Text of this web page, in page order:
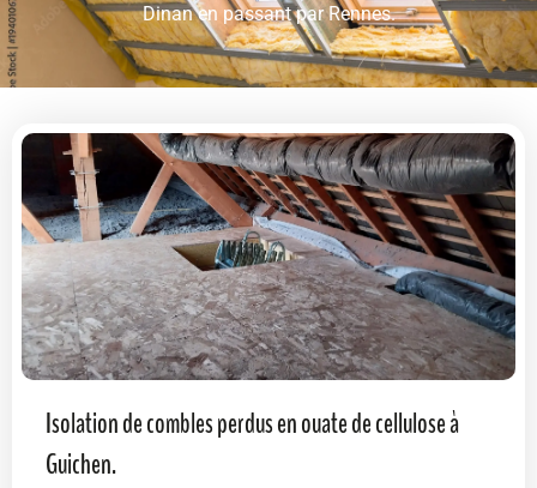
Dinan en passant par Rennes.
Isolation de combles perdus en ouate de cellulose à
Guichen.